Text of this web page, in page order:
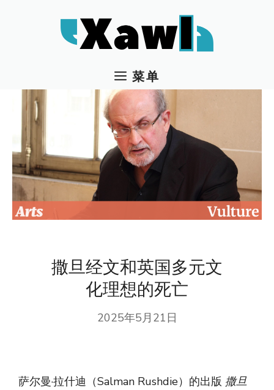
菜单
撒旦经文和英国多元文
化理想的死亡
2025年5月21日
萨尔曼·拉什迪（Salman Rushdie）的出版 撒旦